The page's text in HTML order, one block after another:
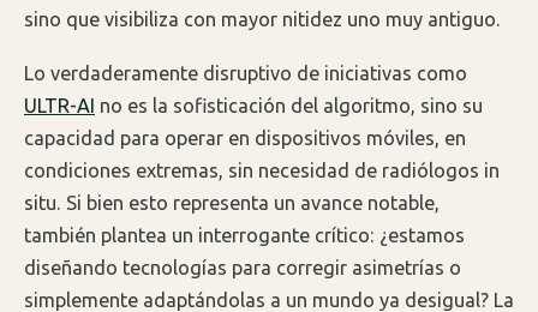
sino que visibiliza con mayor nitidez uno muy antiguo.
Lo verdaderamente disruptivo de iniciativas como
ULTR-AI no es la sofisticación del algoritmo, sino su
capacidad para operar en dispositivos móviles, en
condiciones extremas, sin necesidad de radiólogos in
situ. Si bien esto representa un avance notable,
también plantea un interrogante crítico: ¿estamos
diseñando tecnologías para corregir asimetrías o
simplemente adaptándolas a un mundo ya desigual? La